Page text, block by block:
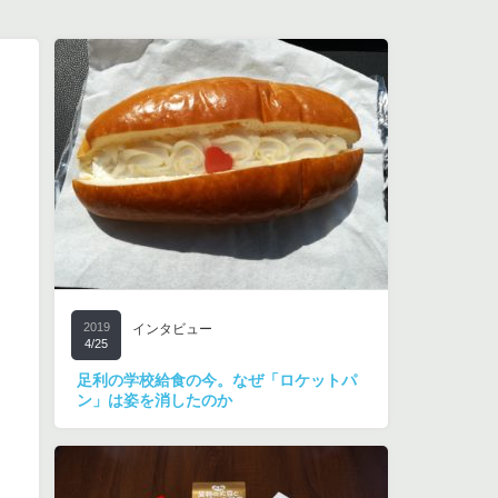
2019
4/25
インタビュー
足利の学校給食の今。なぜ「ロケットパ
ン」は姿を消したのか